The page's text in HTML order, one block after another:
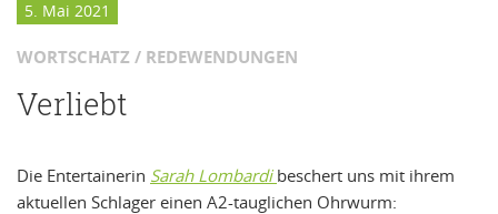
5. Mai 2021
WORTSCHATZ / REDEWENDUNGEN
Verliebt
Die Entertainerin Sarah Lombardi beschert uns mit ihrem
aktuellen Schlager einen A2-tauglichen Ohrwurm: